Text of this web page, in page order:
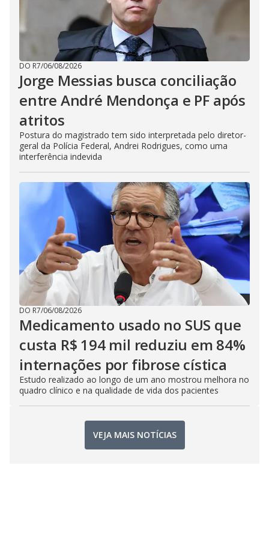
DO R7/06/08/2026
Jorge Messias busca conciliação
entre André Mendonça e PF após
atritos
Postura do magistrado tem sido interpretada pelo diretor-
geral da Polícia Federal, Andrei Rodrigues, como uma
interferência indevida
DO R7/06/08/2026
Medicamento usado no SUS que
custa R$ 194 mil reduziu em 84%
internações por fibrose cística
Estudo realizado ao longo de um ano mostrou melhora no
quadro clínico e na qualidade de vida dos pacientes
VEJA MAIS NOTÍCIAS